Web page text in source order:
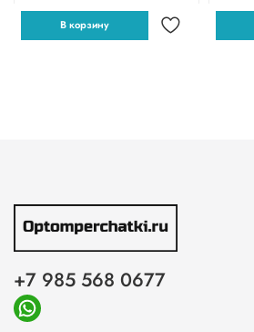
В корзину
+7 985 568 0677